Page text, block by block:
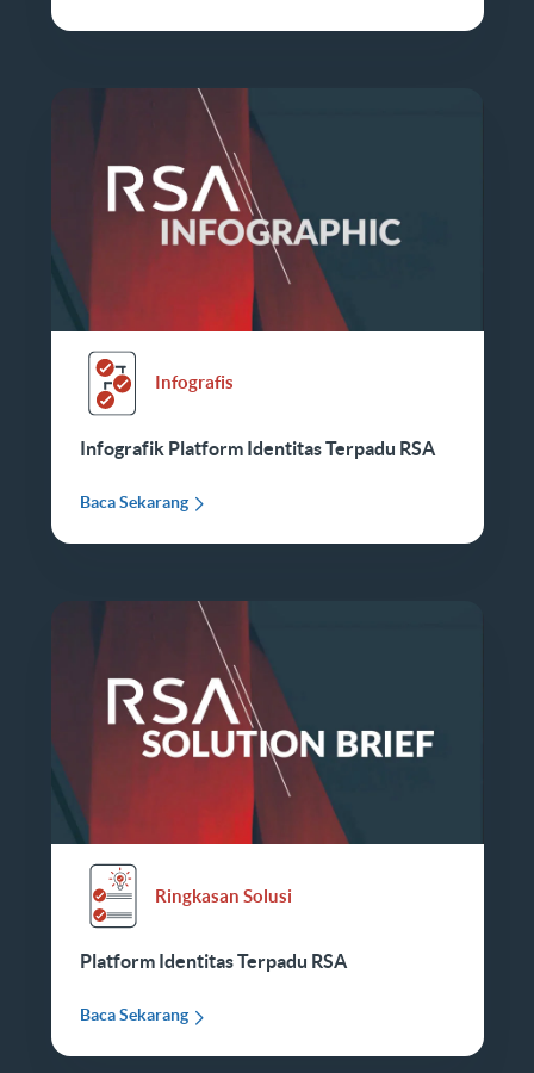
Infografis
Infografik Platform Identitas Terpadu RSA
Baca Sekarang
Ringkasan Solusi
Platform Identitas Terpadu RSA
Baca Sekarang